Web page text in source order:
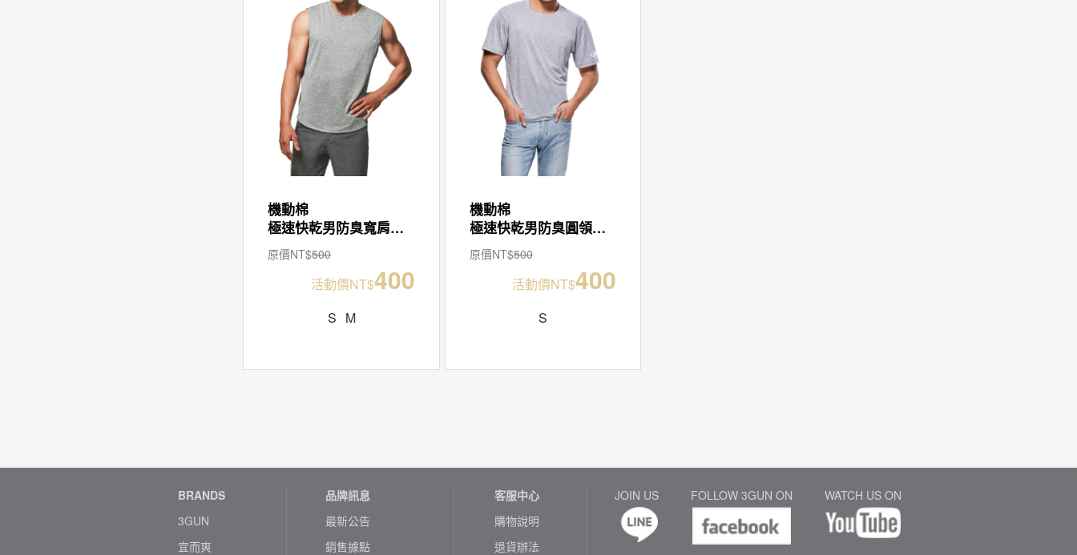
機動棉
極速快乾男防臭寬肩背心
原價NT$500
活動價NT$400
S M
機動棉
極速快乾男防臭圓領短袖T
原價NT$500
活動價NT$400
S
BRANDS
3GUN
宜而爽
品牌訊息
最新公告
銷售據點
客服中心
購物說明
退貨辦法
JOIN US FOLLOW 3GUN ON WATCH US ON